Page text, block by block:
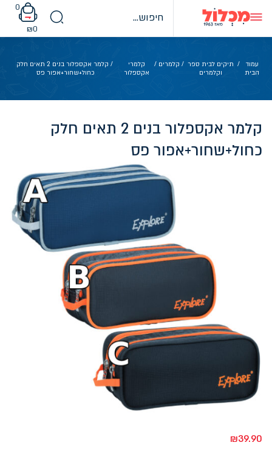
content
0
₪0
עמוד
הבית
/ תיקים לבית ספר
וקלמרים
/ קלמרים /
קלמרי
אקספלור
/ קלמר אקספלור בנים 2 תאים חלק
כחול+שחור+אפור פס
קלמר אקספלור בנים 2 תאים חלק
כחול+שחור+אפור פס
₪39.90